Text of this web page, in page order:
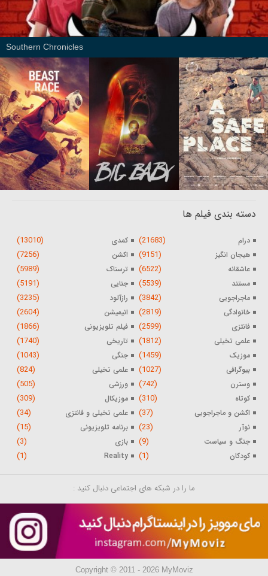
Southern Chronicles
دسته بندی فیلم ها
درام (21683) کمدی (13010)
هیجان انگیز (9151) اکشن (7256)
عاشقانه (6522) ترسناک (5989)
مستند (5539) جنایی (5191)
ماجراجویی (3842) رازآلود (3235)
خانوادگی (2819) انیمیشن (2604)
فانتزی (2599) فیلم تلویزیونی (1866)
علمی تخیلی (1812) تاریخی (1740)
موزیک (1459) جنگی (1043)
بیوگرافی (1027) علمی تخیلی (824)
وسترن (742) ورزشی (505)
کوتاه (310) موزیکال (309)
اکشن و ماجراجویی (37) علمی تخیلی و فانتزی (34)
نوآر (23) برنامه تلویزیونی (15)
جنگ و سیاست (9) بازی (3)
کودکان (1)
Reality
(1)
ما را در شبکه های اجتماعی دنبال کنید :
Copyright © 2011 - 2026 MyMoviz